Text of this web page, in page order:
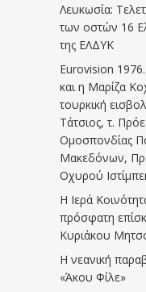
Λευκωσία:
των οστών 16
της ΕΛΔΥΚ
Eurovision
και η Μαρίζα
τουρκική
Τάτσιος, τ.
Ομοσπονδίας
Μακεδόνων,
Οχυρού
Η Ιερά
πρόσφατη
Κυριάκου
Η νεανική
«Άκου Φίλε»